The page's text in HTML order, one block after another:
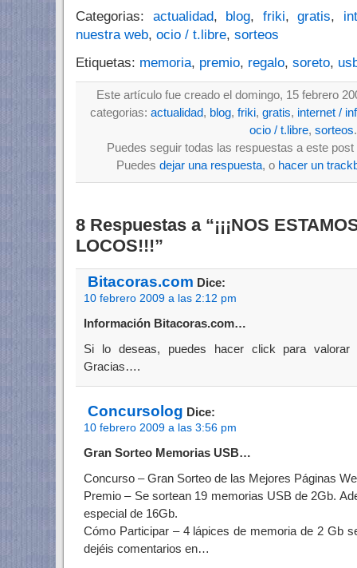
Categorias: actualidad, blog, friki, gratis,
nuestra web, ocio / t.libre, sorteos
Etiquetas: memoria, premio, regalo, soreto,
Este artículo fue creado el domingo, 15 febrero
categorias: actualidad, blog, friki, gratis, internet /
ocio / t.libre, sorteos.
Puedes seguir todas las respuestas a este
Puedes dejar una respuesta, o hacer un
8 Respuestas a “¡¡¡NOS
LOCOS!!!”
Bitacoras.com Dice:
10 febrero 2009 a las 2:12 pm
Información Bitacoras.com…
Si lo deseas, puedes hacer click para valorar
Gracias….
Concursolog Dice:
10 febrero 2009 a las 3:56 pm
Gran Sorteo Memorias USB…
Concurso – Gran Sorteo de las Mejores Páginas
Premio – Se sortean 19 memorias USB de 2Gb.
especial de 16Gb.
Cómo Participar – 4 lápices de memoria de 2 Gb
dejéis comentarios en…